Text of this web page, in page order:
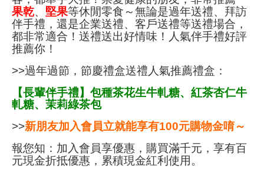
果乾、 堅果等休閒零食～無論是過年送禮、拜訪
伴手禮，還是企業送禮、客戶送禮等送禮場合，
都非常適合！送禮送出好情味！人氣伴手禮好評
推薦你！
>>過年過節，節慶禮盒送禮人氣推薦禮盒：
【長輩伴手禮】包種茶花生牛軋糖、紅茶杏仁牛
軋糖、茉莉綠茶包
>>新朋友加入會員立就能享有100元購物金唷～
報您知：加入會員享優惠，購買滿千元，享有百
元現金折抵優惠，累積現金紅利使用。